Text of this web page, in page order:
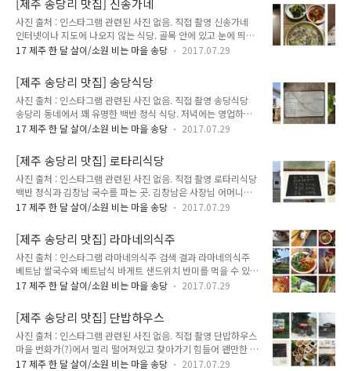
주시 구좌읍 송당6길 10 (송당리 1464-1) 전화 : 064-782-
1753 영업 시간 : 점심, 저녁 (정해진 영업 시간 없음) 메뉴 및 가
격 : 삼겹살 1.4 김치찌개 0.7 동태찌개 0.7 비빔밥 0.7 냉면 0.7
소주 0.4 맥주 0.4 막걸리 0.3 네이버 지도 리뷰
다음 지도 리뷰..
[제주 송당리 맛집] 신송가네
사진 출처 : 인스타그램 관련된 사진 없음. 직접 촬영 신송가네
인터넷이나 지도에 나오지 않는 식당. 골목 안에 있고 눈에 띄는
간판도 없어 일반 관광객들은 거의 찾지 못하는 진짜 동네 식당
지만 신송가네는 동네 손님이 종종 늦은 시간까지 저녁을 먹기
때문에 운이 좋다면 저녁 7-8시가 넘어서도 밥을 먹을 수 있다.
단 카드 결제는 불가하다. 진짜 송당리 마을 사람을 만날 수 있는
곳. 주소 : 제주특별자치도 제주시 구좌읍 중산간동로 2245-1
(송당리 1352-26) 전화 : 010-2699-7020 영업 시간 : 점심, 저
된장찌개 0.6 김치찌개 0.6 닭내장탕 ..
17 제주 한 달 살이/소원 비는 마을 송당 2017.07.29
[제주 송당리 맛집] 송당식당
사진 출처 : 인스타그램 관련된 사진 없음. 직접 촬영 송당식당
송당리 동네에서 꽤 유명한 백반 정식 식당. 저녁에는 영업하지
않고 오직 점심 시간에만 영업한다. 메뉴는 그날그날 바뀌는 정
주민, 주변 건축 현장에서 일하는 사람들로 북적이는 편. 주소 :
제주특별자치도 제주시 구좌읍 중산간동로 2283 (송당리
1389-15) 전화 : 064-784-4560 영업 시간 : 오전 11:30 ~ 오
후 1시 휴무 매주 일요일 메뉴 및 가격 : 송당식당 정식 0.7 네이
버 지도 리뷰 https://store.naver.com/restaurants/detail?
http://place.map.daum.net/11..
17 제주 한 달 살이/소원 비는 마을 송당 2017.07.29
[제주 송당리 맛집] 로타리식당
사진 출처 : 인스타그램 관련된 사진 없음. 직접 촬영 로타리식당
백반 정식과 김창남 국수를 파는 곳. 김창남은 사장님 어머니께
서 어렸을 적 해주셨던 국수 이름이다. 최근에는 냉모밀 메뉴도
들, 주변 건축 현장에서 일하는 사람들이 점심 먹으러 오는 곳.
비싸기만한 음식점 보다 차라리 이런 곳이 때로는 더 나을 수도.
반찬도 꽤 잘나오는 편이며 사장님도 유쾌하시다. 주소 : 제주특
별자치도 제주시 구좌읍 중산간동로 2266 (송당리 1376-3) 전
화 : 064-784-7367 영업 시간 : 매일 오전 11시 ~ 오후 3시 (재
식 0.7 김창남 국수 0.6 냉모밀 0.5 소주, 맥..
17 제주 한 달 살이/소원 비는 마을 송당 2017.07.29
[제주 송당리 맛집] 라마네의식주
사진 출처 : 인스타그램 라마네의식주 검색 결과 라마네의식주
베트남 쌀국수와 베트남식 바게트 샌드위치 반미를 먹을 수 있는
곳. 1층은 식당으로 2층은 가족들 주거 공간으로 사용된다. 가게
격 대비 양은 적지만 송당리에서 유일하게 베트남 음식을 먹을
수 있는 곳이다. 아기자기하게 꾸며 놓은 인테리어도 꽤 멋지다.
주소 : 제주특별자치도 제주시 구좌읍 중산간동로 2117 (송당리
1130) 전화 : 064-782-7437 영업 시간 : 오전 11시 ~ 오후 5시
휴무 매주 월, 화요일 메뉴 및 가격 : * 1인 1메뉴 주문쌀국수 (하
17 제주 한 달 살이/소원 비는 마을 송당 2017.07.29
[제주 송당리 맛집] 단밥하우스
사진 출처 : 인스타그램 관련된 사진 없음. 직접 촬영 단밥하우스
마을 번화가(?)에서 멀리 떨어져있고 찾아가기 힘들어 왠만한 관
광객들은 모르고 지나치는 곳. 하지만 송당리 백반집 중에서 가
17 제주 한 달 살이/소원 비는 마을 송당 2017.07.29